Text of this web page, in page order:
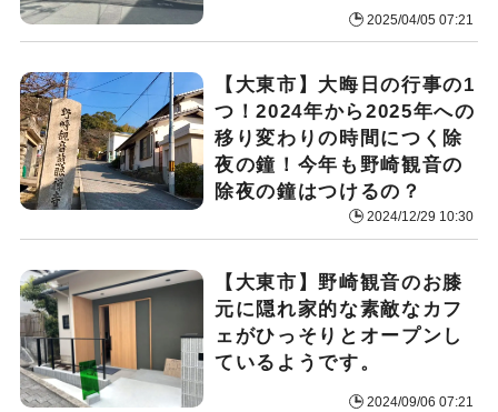
2025/04/05 07:21
【大東市】大晦日の行事の1
つ！2024年から2025年への
移り変わりの時間につく除
夜の鐘！今年も野崎観音の
除夜の鐘はつけるの？
2024/12/29 10:30
【大東市】野崎観音のお膝
元に隠れ家的な素敵なカフ
ェがひっそりとオープンし
ているようです。
2024/09/06 07:21